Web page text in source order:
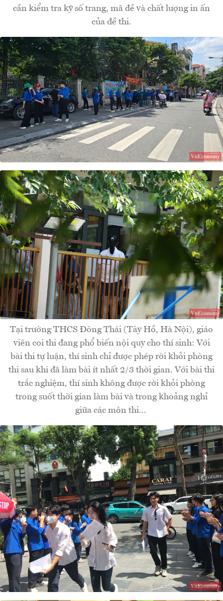
cần kiểm tra kỹ số trang, mã đề và chất lượng in ấn
của đề thi.
Tại trường THCS Đông Thái (Tây Hồ, Hà Nội), giáo
viên coi thi đang phổ biến nội quy cho thí sinh: Với
bài thi tự luận, thí sinh chỉ được phép rời khỏi phòng
thi sau khi đã làm bài ít nhất 2/3 thời gian. Với bài thi
trắc nghiệm, thí sinh không được rời khỏi phòng
trong suốt thời gian làm bài và trong khoảng nghỉ
giữa các môn thi...